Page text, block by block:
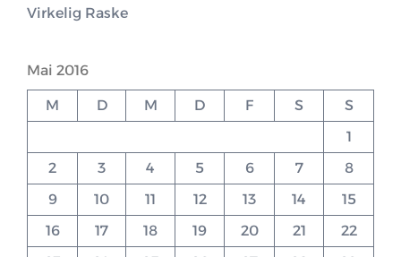
Virkelig Raske
Mai 2016
M D M D F S
S
1
2
3 4 5 6 7
8
9
10 11 12 13 14
15
16
17 18 19 20 21
22